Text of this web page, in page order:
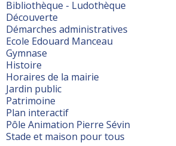
Bibliothèque - Ludothèque
Découverte
Démarches administratives
Ecole Edouard Manceau
Gymnase
Histoire
Horaires de la mairie
Jardin public
Patrimoine
Plan interactif
Pôle Animation Pierre Sévin
Stade et maison pour tous